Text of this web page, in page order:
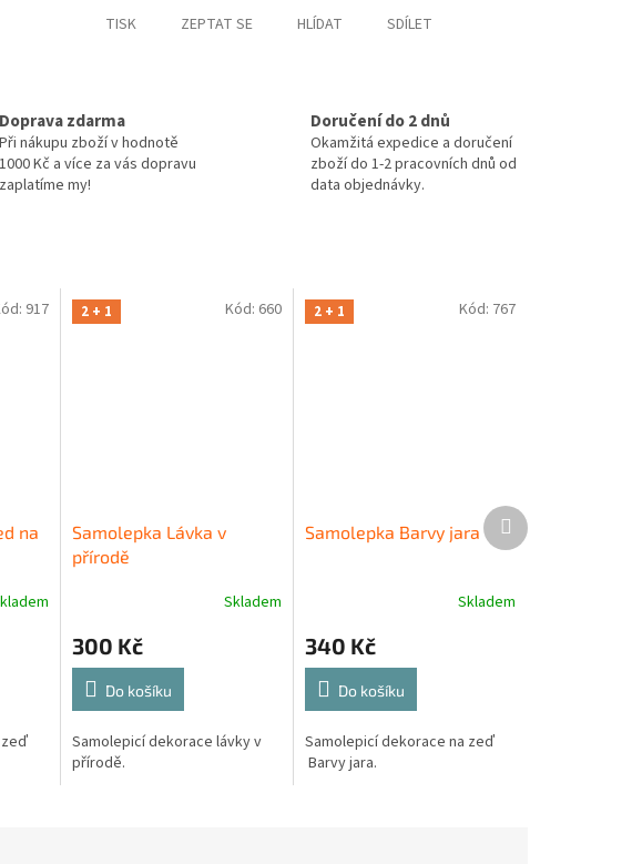
TISK ZEPTAT SE HLÍDAT SDÍLET
Doprava zdarma
Při nákupu zboží v hodnotě
1000 Kč a více za vás dopravu
zaplatíme my!
Doručení do 2 dnů
Okamžitá expedice a doručení
zboží do 1-2 pracovních dnů od
data objednávky.
na
917 2 + 1
Samolepka Lávka v
přírodě
Skladem
300 Kč
Do košíku
Samolepicí dekorace lávky v
přírodě.
Kód: 660 2 + 1
Samolepka Barvy jara
Skladem
340 Kč
Do košíku
Samolepicí dekorace na zeď
Barvy jara.
Kód: 767
Další
produkt